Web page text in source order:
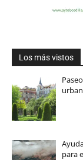
Los más vistos
para